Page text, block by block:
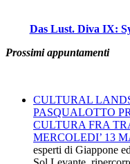
Das Lust. Diva IX:
Prossimi appuntamenti
CULTURAL
PASQUALOTTO
CULTURA FRA
MERCOLEDI’ 13
esperti di Giappone